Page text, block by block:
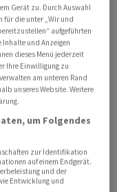
GAM eine
Group über den
habe, zeige
der im
so GAM.
für
Die
Der gegenwärtige
der
Gerät zu. Durch Auswahl
für die unter „Wir und
aufgeführten
und Anzeigen
dieses Menü jederzeit
Ihre Einwilligung zu
am unteren Rand
unseres Website. Weitere
um Folgendes
zur Identifikation
auf einem Endgerät.
und der
Entwicklung und